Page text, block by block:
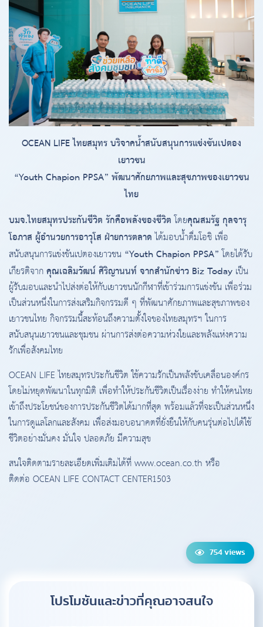
OCEAN LIFE ไทยสมุทร บริจาคน้ำสนับสนุนการแข่งขันเปตอง
เยาวชน
“Youth Chapion PPSA” พัฒนาศักยภาพและสุขภาพของเยาวชน
ไทย
บมจ.ไทยสมุทรประกันชีวิต รักคือพลังของชีวิตโดยคุณสมรัฐ กุลจารุ
โอภาส ผู้อำนวยการอาวุโส ฝ่ายการตลาดได้มอบน้ำดื่มโอชิ เพื่อ
สนับสนุนการแข่งขันเปตองเยาวชน “Youth Chapion PPSA”โดยได้รับ
เกียรติจากคุณเฉลิมวัฒน์ ศิริญานนท์ จากสำนักข่าว Biz Today เป็น
ผู้รับมอบและนำไปส่งต่อให้กับเยาวชนนักกีฬาที่เข้าร่วมการแข่งขัน เพื่อร่วม
เป็นส่วนหนึ่งในการส่งเสริมกิจกรรมดี ๆ ที่พัฒนาศักยภาพและสุขภาพของ
เยาวชนไทย กิจกรรมนี้สะท้อนถึงความตั้งใจของไทยสมุทรฯ ในการ
สนับสนุนเยาวชนและชุมชน ผ่านการส่งต่อความห่วงใยและพลังแห่งความ
รักเพื่อสังคมไทย
OCEAN LIFE ไทยสมุทรประกันชีวิต ใช้ความรักเป็นพลังขับเคลื่อนองค์กร
โดยไม่หยุดพัฒนาในทุกมิติ เพื่อทำให้ประกันชีวิตเป็นเรื่องง่าย ทำให้คนไทย
เข้าถึงประโยชน์ของการประกันชีวิตได้มากที่สุด พร้อมแล้วที่จะเป็นส่วนหนึ่ง
ในการดูแลโลกและสังคม เพื่อส่งมอบอนาคตที่ยั่งยืนให้กับคนรุ่นต่อไปได้ใช้
ชีวิตอย่างมั่นคง มั่นใจ ปลอดภัย มีความสุข
สนใจติดตามรายละเอียดเพิ่มเติมได้ที่ www.ocean.co.th หรือ
ติดต่อ OCEAN LIFE CONTACT CENTER1503
754 views
โปรโมชันและข่าวที่คุณอาจสนใจ